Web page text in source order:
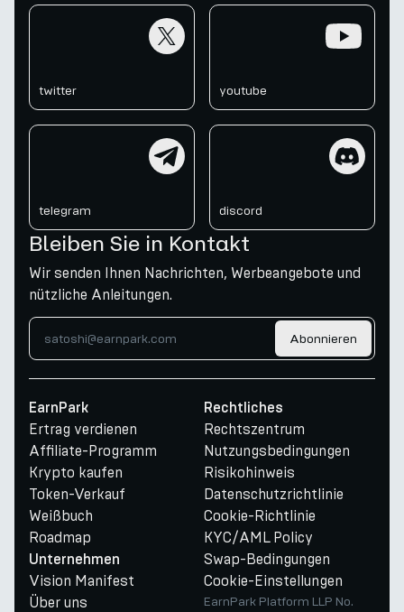
twitter youtube
telegram discord
Bleiben Sie in Kontakt
Wir senden Ihnen Nachrichten, Werbeangebote und
nützliche Anleitungen.
Abonnieren
EarnPark
Ertrag verdienen
Affiliate-Programm
Krypto kaufen
Token-Verkauf
Weißbuch
Roadmap
Unternehmen
Vision Manifest
Über uns
Rechtliches
Rechtszentrum
Nutzungsbedingungen
Risikohinweis
Datenschutzrichtlinie
Cookie-Richtlinie
KYC/AML Policy
Swap-Bedingungen
Cookie-Einstellungen
EarnPark Platform LLP No.